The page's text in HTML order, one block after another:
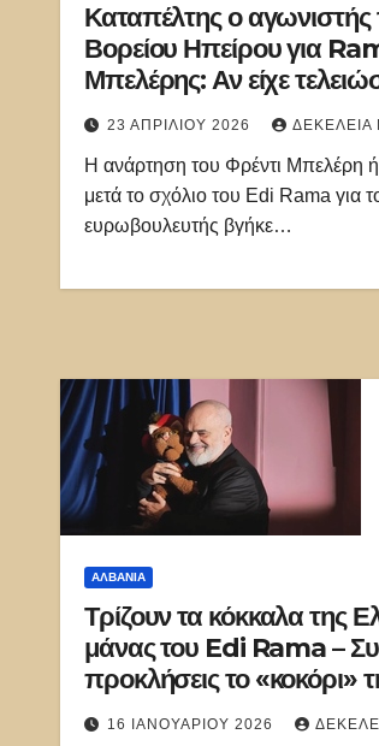
Καταπέλτης ο αγωνιστής
Βορείου Ηπείρου για
Μπελέρης: Αν είχε
η φυλάκισή μου, θα
Χειμάρρας
23 ΑΠΡΙΛΊΟΥ 2026 ΔΕΚΈΛΕΙΑ
Η ανάρτηση του Φρέντι Μπελέρη
μετά το σχόλιο του Edi Rama για
ευρωβουλευτής βγήκε…
ΑΛΒΑΝΊΑ
Τρίζουν τα κόκκαλα της
μάνας του Edi Rama –
προκλήσεις το «κοκόρι»
Αλβανίας: Δεν είστε
16 ΙΑΝΟΥΑΡΊΟΥ 2026